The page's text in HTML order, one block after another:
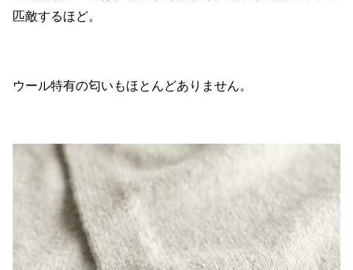
匹敵するほど。
ウール特有の匂いもほとんどありません。